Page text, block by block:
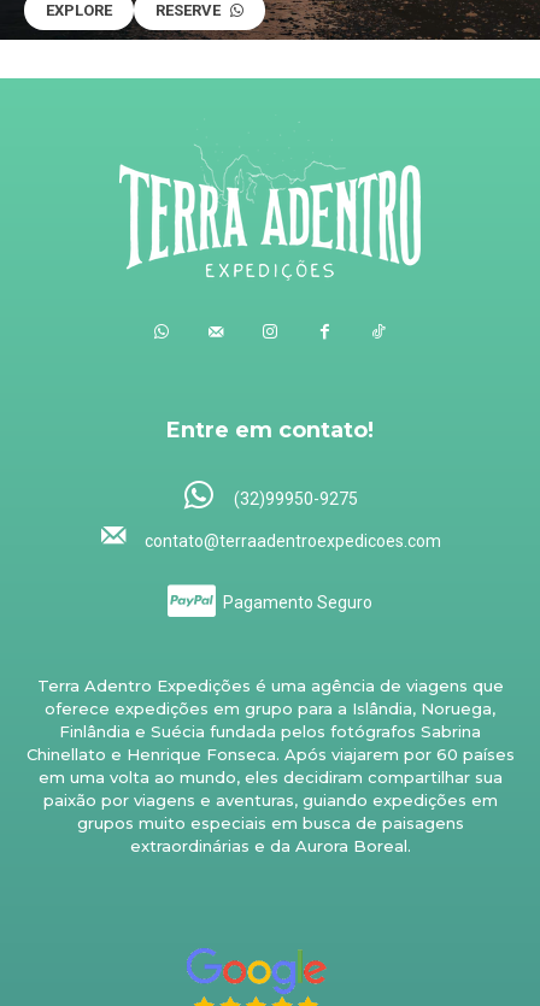
EXPLORE RESERVE
Entre em contato!
(32)99950-9275
contato@terraadentroexpedicoes.com
Pagamento Seguro
Terra Adentro Expedições é uma agência de viagens que
oferece expedições em grupo para a Islândia, Noruega,
Finlândia e Suécia fundada pelos fotógrafos Sabrina
Chinellato e Henrique Fonseca. Após viajarem por 60 países
em uma volta ao mundo, eles decidiram compartilhar sua
paixão por viagens e aventuras, guiando expedições em
grupos muito especiais em busca de paisagens
extraordinárias e da Aurora Boreal.